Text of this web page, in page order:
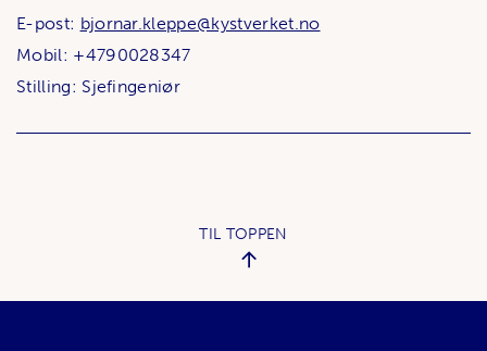
E-post: bjornar.kleppe@kystverket.no
Mobil: +4790028347
Stilling: Sjefingeniør
TIL TOPPEN